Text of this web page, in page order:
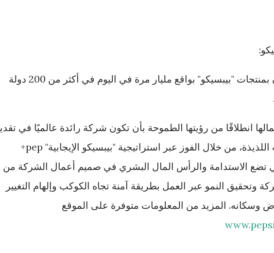
يستمتع المستهلكون بمنتجات "بيبسيكو" بواقع مليار مرة في اليوم في أكثر من 200 دولة
انطلاقًا من رؤيتها الطموحة بأن تكون شركة رائدة عالميًا في
الأغذية والمشروبات اللذيذة، من خلال الفوز عبر استراتيجية "بيبسيكو الإيجابية" pep+
تضع الاستدامة والرأس المال البشري في صميم أعمال الشركة من
وتحقيق النمو عبر العمل بطريقة آمنة تجاه الكوكب وإلهام التغيير
وسكانه. المزيد من المعلومات متوفرة على الموقع